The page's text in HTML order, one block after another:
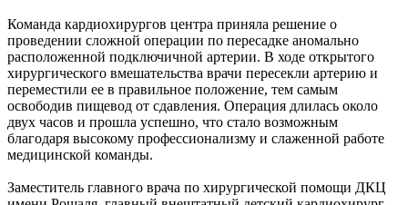
Команда кардиохирургов центра приняла решение о
проведении сложной операции по пересадке аномально
расположенной подключичной артерии. В ходе открытого
хирургического вмешательства врачи пересекли артерию и
переместили ее в правильное положение, тем самым
освободив пищевод от сдавления. Операция длилась около
двух часов и прошла успешно, что стало возможным
благодаря высокому профессионализму и слаженной работе
медицинской команды.
Заместитель главного врача по хирургической помощи ДКЦ